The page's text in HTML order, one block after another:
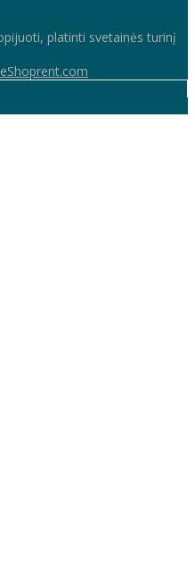
platinti svetainės turinį
eShoprent.com